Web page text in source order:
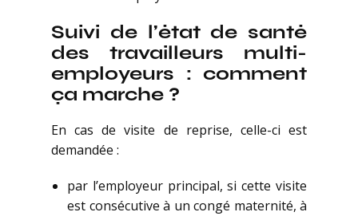
Suivi de l’état de santé
des travailleurs multi-
employeurs : comment
ça marche ?
En cas de visite de reprise, celle-ci est
demandée :
par l’employeur principal, si cette visite
est consécutive à un congé maternité, à